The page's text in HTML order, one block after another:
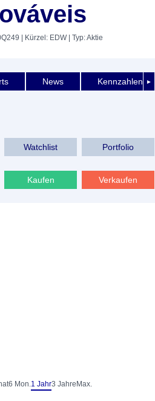
| Kürzel: EDW| Typ: Aktie
►
News Kennzahlen
Watchlist Portfolio
Kaufen Verkaufen
6 Mon.1 Jahr3 Jahre Max.